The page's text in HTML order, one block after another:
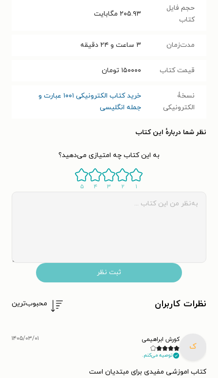
حجم فایل
کتاب
۲۰۵.۹۳ مگابایت
مدت‌زمان ۳ ساعت و ۲۴ دقیقه
قیمت کتاب ۱۵۰۰۰۰ تومان
نسخۀ
الکترونیکی
خرید کتاب الکترونیکی ۱۰۰۱ عبارت و
جمله انگلیسی
نظر شما دربارهٔ این کتاب
به این کتاب چه امتیازی می‌دهید؟
۱ ۲ ۳ ۴ ۵
ثبت نظر
نظرات کاربران محبوب‌ترین
ک
کورش ابراهیمی
توصیه می‌کنم.
۱۴۰۵/۰۳/۰۱
کتاب اموزشی مفیدی برای مبتدیان است